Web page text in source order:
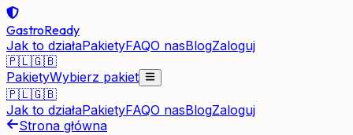
GastroReady
Jak to działaPakietyFAQO nasBlogZaloguj
🇵🇱🇬🇧
PakietyWybierz pakiet
🇵🇱🇬🇧
Jak to działaPakietyFAQO nasBlogZaloguj
Strona główna